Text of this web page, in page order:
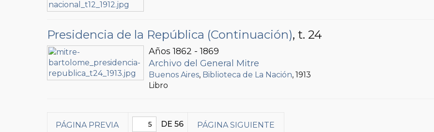
Presidencia de la República (Continuación), t. 24
Años 1862 - 1869
Archivo del General Mitre
Buenos Aires, Biblioteca de La Nación, 1913
Libro
PÁGINA PREVIA DE 56 PÁGINA SIGUIENTE